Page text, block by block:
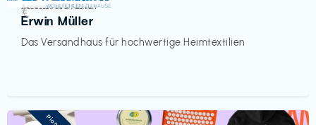
Accessoires & Fashion
Erwin Müller
Das Versandhaus für hochwertige Heimtextilien
€‎